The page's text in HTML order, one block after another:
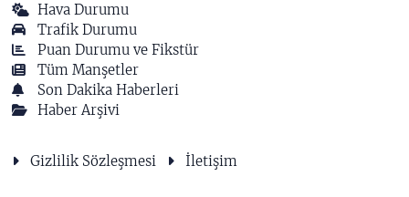
Hava Durumu
Trafik Durumu
Puan Durumu ve Fikstür
Tüm Manşetler
Son Dakika Haberleri
Haber Arşivi
Gizlilik Sözleşmesi İletişim